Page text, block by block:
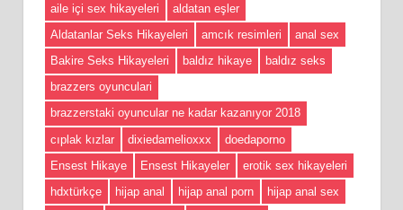
aile içi sex hikayeleri
aldatan eşler
Aldatanlar Seks Hikayeleri
amcık resimleri
anal sex
Bakire Seks Hikayeleri
baldız hikaye
baldız seks
brazzers oyunculari
brazzerstaki oyuncular ne kadar kazanıyor 2018
cıplak kızlar
dixiedamelioxxx
doedaporno
Ensest Hikaye
Ensest Hikayeler
erotik sex hikayeleri
hdxtürkçe
hijap anal hijap anal porn
hijap anal sex